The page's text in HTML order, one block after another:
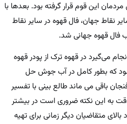
این قوم قرار گرفته بود. بعدها با
نقاط جهان، فال قهوه در سایر نقاط
فال قهوه جهانی شد.
می‌گیرد در قهوه ترک از پودر قهوه
که بطور کامل در آب جوش حل
باقی می ماند طالع بینی با تفسیر
به این نکته ضروری است در بیشتر
متقاضیان دیگر زمانی برای تهیه